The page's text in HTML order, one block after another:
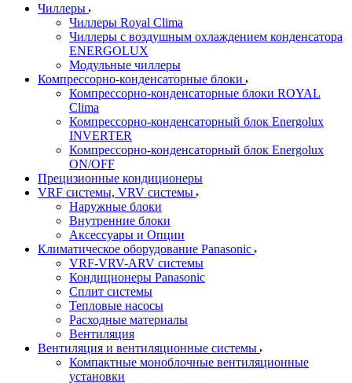
Чиллеры
Чиллеры Royal Clima
Чиллеры с воздушным охлаждением конденсатора
ENERGOLUX
Модульные чиллеры
Компрессорно-конденсаторные блоки
Компрессорно-конденсаторные блоки ROYAL
Clima
Компрессорно-конденсаторный блок Energolux
INVERTER
Компрессорно-конденсаторный блок Energolux
ON/OFF
Прецизионные кондиционеры
VRF системы, VRV системы
Наружные блоки
Внутренние блоки
Аксессуары и Опции
Климатическое оборудование Panasonic
VRF-VRV-ARV системы
Кондиционеры Panasonic
Сплит системы
Тепловые насосы
Расходные материалы
Вентиляция
Вентиляция и вентиляционные системы
Компактные моноблочные вентиляционные
установки